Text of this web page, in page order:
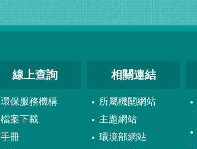
線上查詢
環保服務機構
檔案下載
手冊
相關連結
所屬機關網站
主題網站
環境部網站